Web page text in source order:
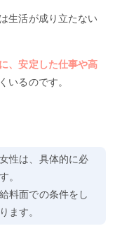
生活が成り立たない
、安定した仕事や高
いるのです。
性は、具体的に必
。
料面での条件をし
ます。